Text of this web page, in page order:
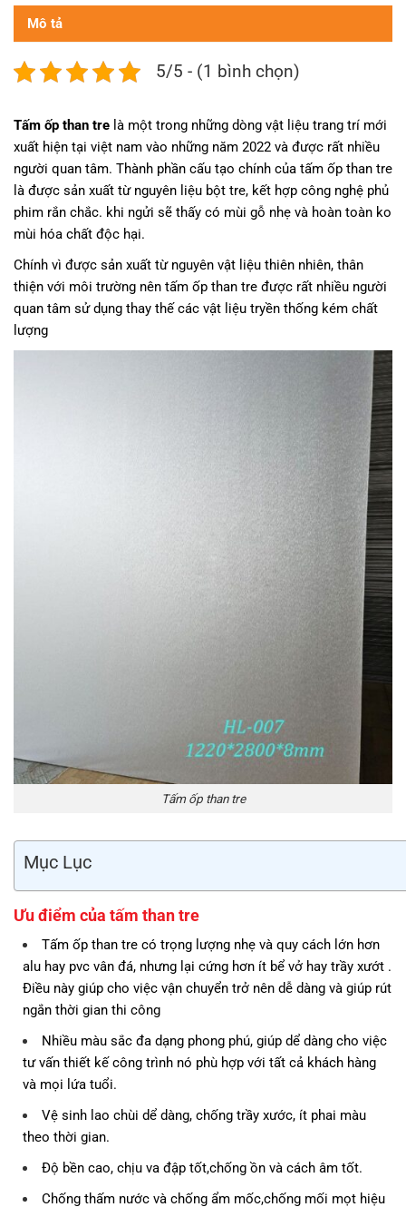
Mô tả
5/5 - (1 bình chọn)
Tấm ốp than tre là một trong những dòng vật liệu trang trí mới
xuất hiện tại việt nam vào những năm 2022 và được rất nhiều
người quan tâm. Thành phần cấu tạo chính của tấm ốp than tre
là được sản xuất từ nguyên liệu bột tre, kết hợp công nghệ phủ
phim rắn chắc. khi ngửi sẽ thấy có mùi gỗ nhẹ và hoàn toàn ko
mùi hóa chất độc hại.
Chính vì được sản xuất từ nguyên vật liệu thiên nhiên, thân
thiện với môi trường nên tấm ốp than tre được rất nhiều người
quan tâm sử dụng thay thế các vật liệu tryền thống kém chất
lượng
Tấm ốp than tre
Mục Lục
Ưu điểm của tấm than tre
Tấm ốp than tre có trọng lượng nhẹ và quy cách lớn hơn
alu hay pvc vân đá, nhưng lại cứng hơn ít bể vở hay trầy xướt .
Điều này giúp cho việc vận chuyển trở nên dễ dàng và giúp rút
ngắn thời gian thi công
Nhiều màu sắc đa dạng phong phú, giúp dể dàng cho việc
tư vấn thiết kế công trình nó phù hợp với tất cả khách hàng
và mọi lứa tuổi.
Vệ sinh lao chùi dể dàng, chống trầy xước, ít phai màu
theo thời gian.
Độ bền cao, chịu va đập tốt,chống ồn và cách âm tốt.
Chống thấm nước và chống ẩm mốc,chống mối mọt hiệu